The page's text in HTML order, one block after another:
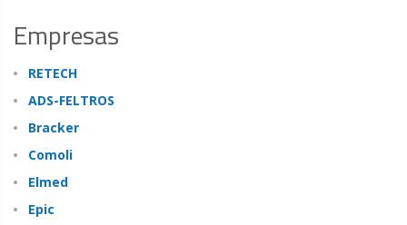
Empresas
RETECH
ADS-FELTROS
Bracker
Comoli
Elmed
Epic